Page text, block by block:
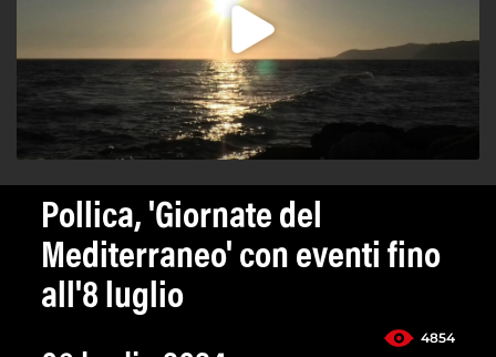
Pollica, 'Giornate del
Mediterraneo' con eventi fino
all'8 luglio
4854